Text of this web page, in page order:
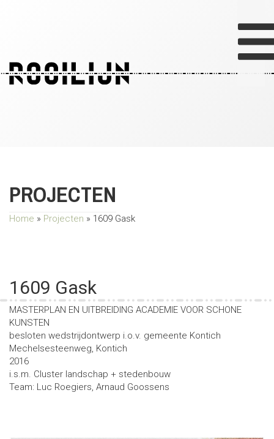
PROJECTEN
Home » Projecten » 1609 Gask
1609 Gask
MASTERPLAN EN UITBREIDING ACADEMIE VOOR SCHONE
KUNSTEN
besloten wedstrijdontwerp i.o.v. gemeente Kontich
Mechelsesteenweg, Kontich
2016
i.s.m. Cluster landschap + stedenbouw
Team: Luc Roegiers, Arnaud Goossens